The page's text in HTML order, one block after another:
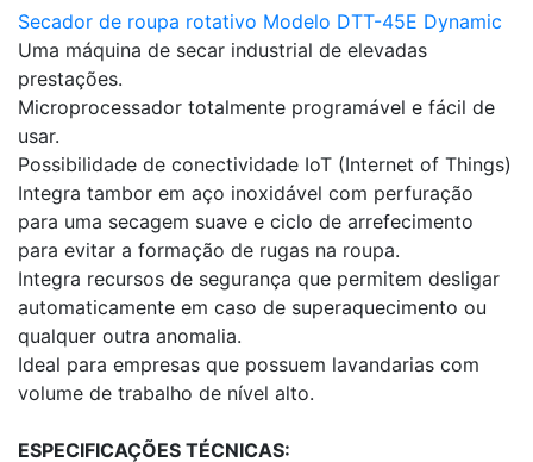
Secador de roupa rotativo Modelo DTT-45E Dynamic
Uma máquina de secar industrial de elevadas
prestações.
Microprocessador totalmente programável e fácil de
usar.
Possibilidade de conectividade IoT (Internet of Things)
Integra tambor em aço inoxidável com perfuração
para uma secagem suave e ciclo de arrefecimento
para evitar a formação de rugas na roupa.
Integra recursos de segurança que permitem desligar
automaticamente em caso de superaquecimento ou
qualquer outra anomalia.
Ideal para empresas que possuem lavandarias com
volume de trabalho de nível alto.
ESPECIFICAÇÕES TÉCNICAS: